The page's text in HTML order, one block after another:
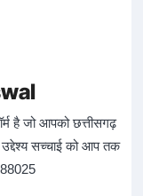
है जो आपको छत्तीसगढ़
सच्चाई को आप तक